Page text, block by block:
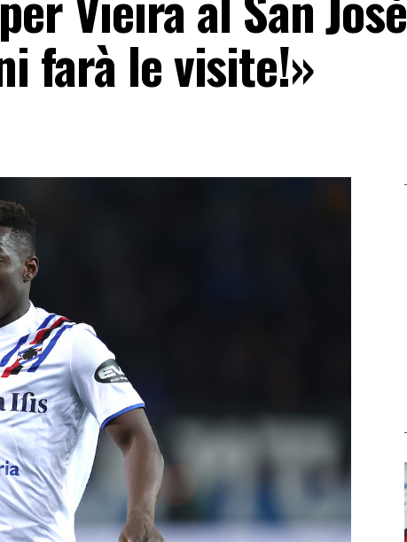
farà le visite!»